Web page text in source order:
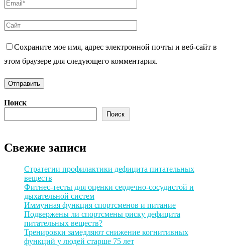
Сохраните мое имя, адрес электронной почты и веб-сайт в
этом браузере для следующего комментария.
Поиск
Поиск
Свежие записи
Стратегии профилактики дефицита питательных
веществ
Фитнес-тесты для оценки сердечно-сосудистой и
дыхательной систем
Иммунная функция спортсменов и питание
Подвержены ли спортсмены риску дефицита
питательных веществ?
Тренировки замедляют снижение когнитивных
функций у людей старше 75 лет